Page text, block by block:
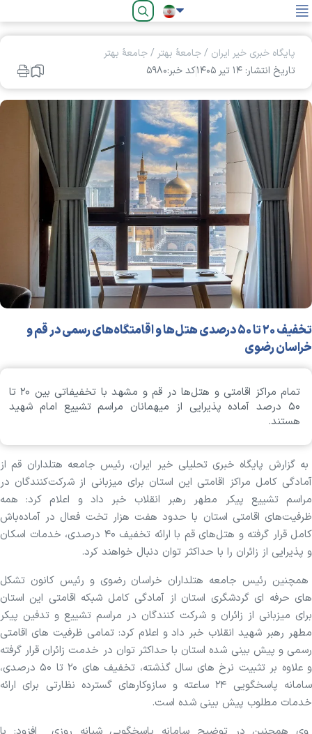
فارسی
پایگاه خبری خیر ایران /جامعۀ بهتر /جامعۀ بهتر
تاریخ انتشار: ۱۴ تير ۱۴۰۵
کد خبر:۵۹۸۰
تخفیف ۲۰ تا ۵۰ درصدی هتل‌ها و اقامتگاه‌های رسمی در قم و
خراسان رضوی
تمام مراکز اقامتی و هتل‌ها در قم و مشهد با تخفیفاتی بین ۲۰ تا
۵۰ درصد آماده پذیرایی از میهمانان مراسم تشییع امام شهید
هستند‌.
به گزارش پایگاه خبری تحلیلی خیر ایران، رئیس جامعه هتلداران قم از
آمادگی کامل مراکز اقامتی این استان برای میزبانی از شرکت‌کنندگان در
مراسم تشییع پیکر مطهر رهبر انقلاب خبر داد و اعلام کرد: همه
ظرفیت‌های اقامتی استان با حدود هفت هزار تخت فعال در آماده‌باش
کامل قرار گرفته و هتل‌های قم با ارائه تخفیف ۴۰ درصدی، خدمات اسکان
و پذیرایی از زائران را با حداکثر توان دنبال خواهند کرد.
همچنین رئیس جامعه هتلداران خراسان رضوی و رئیس کانون تشکل
های حرفه ای گردشگری استان از آمادگی کامل شبکه اقامتی این استان
برای میزبانی از زائران و شرکت کنندگان در مراسم تشییع و تدفین پیکر
مطهر رهبر شهید انقلاب خبر داد و اعلام کرد: تمامی ظرفیت های اقامتی
رسمی و پیش بینی شده استان با حداکثر توان در خدمت زائران قرار گرفته
و علاوه بر تثبیت نرخ های سال گذشته، تخفیف های ۲۰ تا ۵۰ درصدی،
سامانه پاسخگویی ۲۴ ساعته و سازوکارهای گسترده نظارتی برای ارائه
خدمات مطلوب پیش بینی شده است.